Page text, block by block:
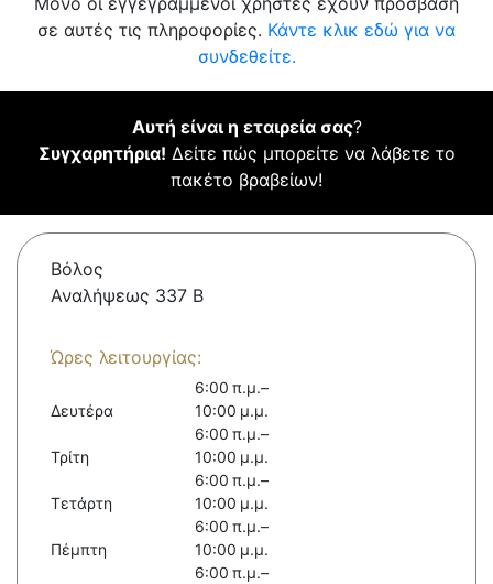
σε αυτές τις πληροφορίες. Κάντε κλικ εδώ για να
συνδεθείτε.
Αυτή είναι η εταιρεία σας?
Συγχαρητήρια! Δείτε πώς μπορείτε να λάβετε το
πακέτο βραβείων!
Βόλος
Αναλήψεως 337 Β
Ώρες λειτουργίας:
Δευτέρα
6:00 π.μ.–
10:00 μ.μ.
Τρίτη
6:00 π.μ.–
10:00 μ.μ.
Τετάρτη
6:00 π.μ.–
10:00 μ.μ.
Πέμπτη
6:00 π.μ.–
10:00 μ.μ.
6:00 π.μ.–